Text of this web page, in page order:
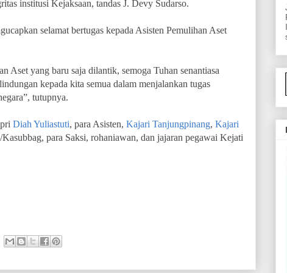
institusi Kejaksaan, tandas J. Devy Sudarso.
selamat bertugas kepada Asisten Pemulihan Aset
Aset yang baru saja dilantik, semoga Tuhan senantiasa
kepada kita semua dalam menjalankan tugas
tutupnya.
Diah Yuliastuti, para Asisten, Kajari Tanjungpinang, Kajari
para Saksi, rohaniawan, dan jajaran pegawai Kejati